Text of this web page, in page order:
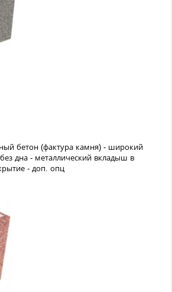
бетон (фактура камня) - широкий
дна - металлический вкладыш в
- доп. опц